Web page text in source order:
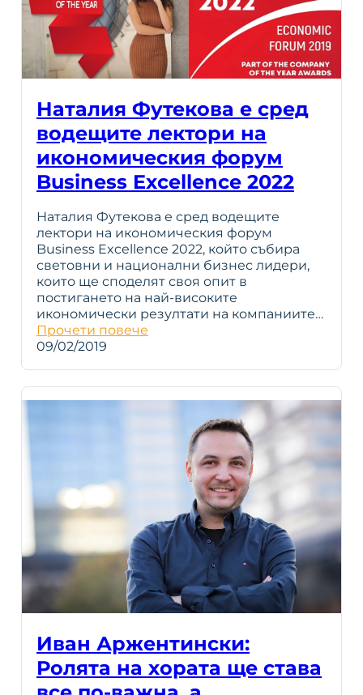
Наталия Футекова е сред
водещите лектори на
икономическия форум
Business Excellence 2022
Наталия Футекова е сред водещите
лектори на икономическия форум
Business Excellence 2022, който събира
световни и национални бизнес лидери,
които ще споделят своя опит в
постигането на най-високите
икономически резултати на компаниите…
Прочети повече
09/02/2019
Иван Аржентински:
Ролята на хората ще става